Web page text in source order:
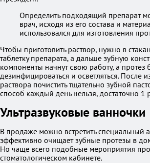
Определить подходящий препарат
врач, исходя из его состава и
использовался для изготовления
Чтобы приготовить раствор, нужно в
таблетку препарата, а дальше зубную
компоненты начнут свою работу, а протез
дезинфицироваться и осветляться. После
раствора почистить тщательно зубной
способ каждый день нельзя, достаточно 1
Ультразвуковые ванночки
В продаже можно встретить специальный
эффективно очищает зубные протезы в
Но чаще всего подобные мероприятия
стоматологическом кабинете.